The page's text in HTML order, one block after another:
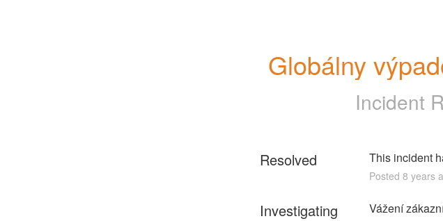
Globálny
Incident
Resolved This incident
Posted 8 years
Investigating